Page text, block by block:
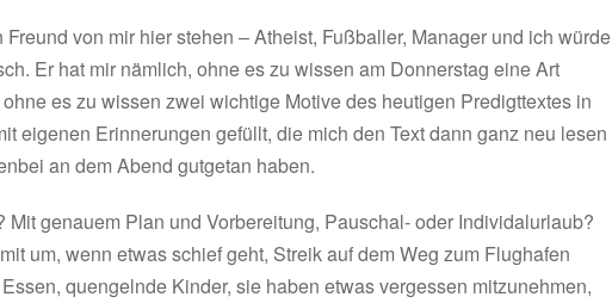
von mir hier stehen – Atheist, Fußballer, Manager und ich würde
Er hat mir nämlich, ohne es zu wissen am Donnerstag eine Art
es zu wissen zwei wichtige Motive des heutigen Predigttextes in
eigenen Erinnerungen gefüllt, die mich den Text dann ganz neu lesen
an dem Abend gutgetan haben.
Mit genauem Plan und Vorbereitung, Pauschal- oder Individalurlaub?
um, wenn etwas schief geht, Streik auf dem Weg zum Flughafen
quengelnde Kinder, sie haben etwas vergessen mitzunehmen,